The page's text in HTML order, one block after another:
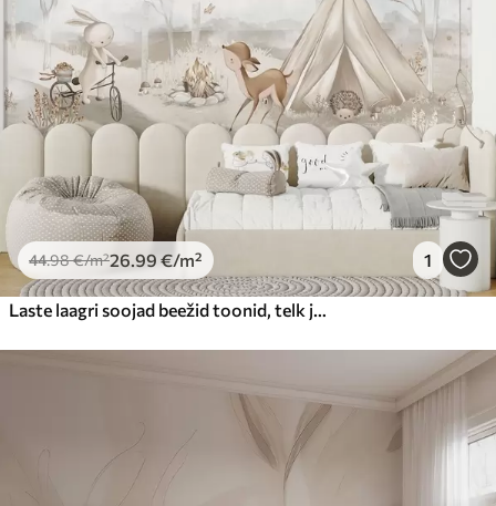
44.98€/m²26 .99 €/m² 1